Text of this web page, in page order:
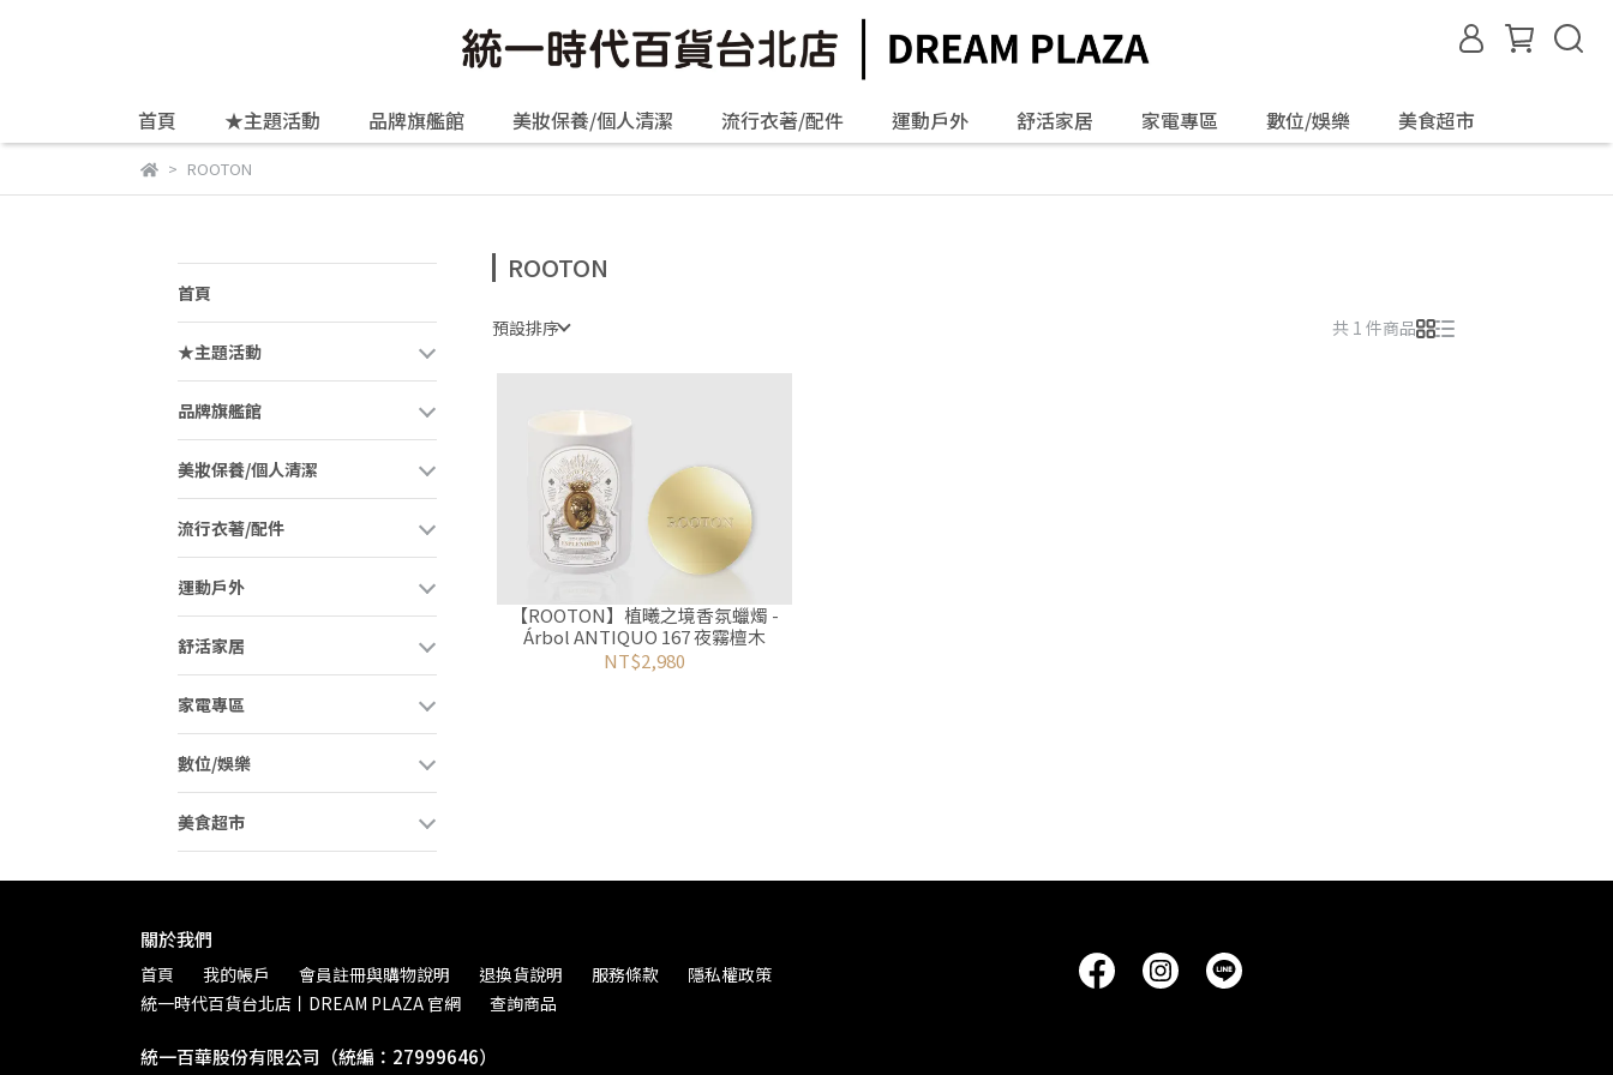
首頁 ★主題活動 品牌旗艦館 美妝保養/個人清潔 流行衣著/配件 運動戶外 舒活家居 家電專區 數位/娛樂 美食超市
ROOTON
首頁
★主題活動
品牌旗艦館
美妝保養/個人清潔
流行衣著/配件
運動戶外
舒活家居
家電專區
數位/娛樂
美食超市
ROOTON
預設排序 共 1 件商品
【ROOTON】植曦之境香氛蠟燭 -
Árbol ANTIQUO 167 夜霧檀木
NT$2,980
關於我們
首頁 我的帳戶 會員註冊與購物說明 退換貨說明 服務條款
隱私權政策
統一時代百貨台北店丨DREAM PLAZA 官網
查詢商品
統一百華股份有限公司（統編：27999646）